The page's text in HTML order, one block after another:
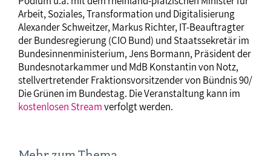
Arbeit, Soziales, Transformation und Digitalisierung
Alexander Schweitzer, Markus Richter, IT-Beauftragter
der Bundesregierung (CIO Bund) und Staatssekretär im
Bundesinnenministerium, Jens Bormann, Präsident der
Bundesnotarkammer und MdB Konstantin von Notz,
stellvertretender Fraktionsvorsitzender von Bündnis 90/
Die Grünen im Bundestag. Die Veranstaltung kann im
kostenlosen Streamverfolgt werden.